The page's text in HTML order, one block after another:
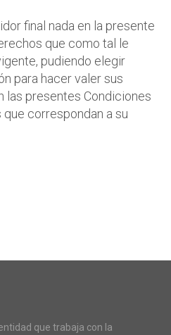
final nada en la presente
que como tal le
pudiendo elegir
para hacer valer sus
las presentes Condiciones
correspondan a su
que trabaja con la